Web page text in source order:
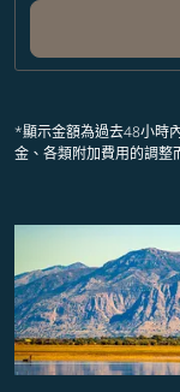
*顯示金額為過去48小時
金、各類附加費用的調整